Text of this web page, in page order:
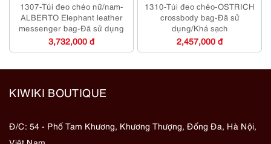
1307-Túi đeo chéo nữ/nam-
ALBERTO Elephant leather
messenger bag-Đã sử dụng
3,732,000 đ
1310-Túi đeo chéo-OSTRICH
crossbody bag-Đã sử
dụng/Khá sạch
2,457,000 đ
KIWIKI BOUTIQUE
Đ/C: 54 - Phố Tam Khương, Khương Thượng, Đống Đa, Hà Nội,